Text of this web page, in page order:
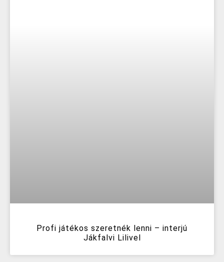
Profi játékos szeretnék lenni – interjú
Jákfalvi Lilivel